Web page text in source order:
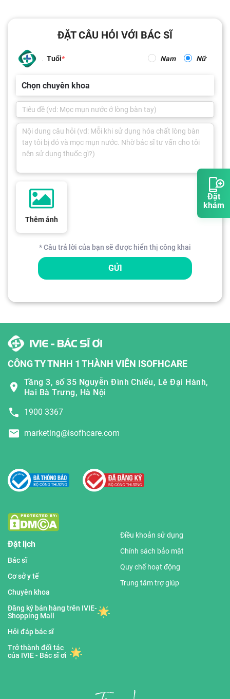
Đặt
khám
ĐẶT CÂU HỎI VỚI BÁC SĨ
Tuổi Nam Nữ
Chọn chuyên khoa
Thêm ảnh
* Câu trả lời của bạn sẽ được hiển thị công khai
GỬI
CÔNG TY TNHH 1 THÀNH VIÊN ISOFHCARE
Tầng 3, số 35 Nguyễn Đình Chiểu, Lê Đại Hành,
Hai Bà Trưng, Hà Nội
1900 3367
marketing@isofhcare.com
Đặt lịch
Bác sĩ
Cơ sở y tế
Chuyên khoa
Đăng ký bán hàng trên IVIE-
Shopping Mall
Hỏi đáp bác sĩ
Trở thành đối tác
của IVIE - Bác sĩ ơi
Điều khoản sử dụng
Chính sách bảo mật
Quy chế hoạt động
Trung tâm trợ giúp